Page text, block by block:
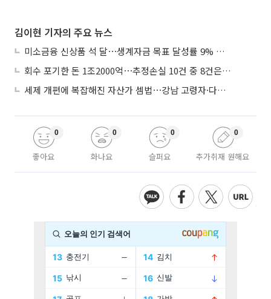
김이현 기자의 주요 뉴스
미소금융 신상품 석 달⋯생계자금 목표 달성률 9% 그쳐
회수 포기한 돈 1조2000억⋯추정손실 10건 중 8건은 기업대출
세제 개편에 복잡해진 자산가 셈법⋯강남 고령자·다주택자 ‘자산재편 고심’
좋아요
0
화나요
0
슬퍼요
0
추가취재 원해요
0